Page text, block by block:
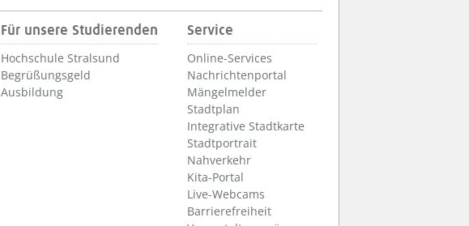
Für unsere Studierenden
Hochschule Stralsund
Begrüßungsgeld
Ausbildung
Service
Online-Services
Nachrichtenportal
Mängelmelder
Stadtplan
Integrative Stadtkarte
Stadtportrait
Nahverkehr
Kita-Portal
Live-Webcams
Barrierefreiheit